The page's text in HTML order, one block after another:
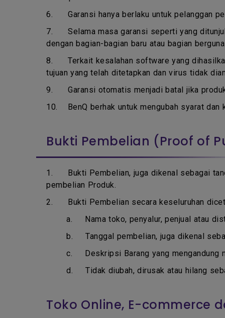
6. Garansi hanya berlaku untuk pelanggan
7. Selama masa garansi seperti yang
dengan bagian-bagian baru atau bagian
8. Terkait kesalahan software yang
tujuan yang telah ditetapkan dan virus tidak
9. Garansi otomatis menjadi batal jika
10. BenQ berhak untuk mengubah syarat
Bukti Pembelian (Proof of
1. Bukti Pembelian, juga dikenal sebagai
pembelian Produk.
2. Bukti Pembelian secara keseluruhan
a. Nama toko, penyalur, penjual atau
b. Tanggal pembelian, juga dikenal
c. Deskripsi Barang yang mengandung
d. Tidak diubah, dirusak atau hilang
Toko Online, E-commerce